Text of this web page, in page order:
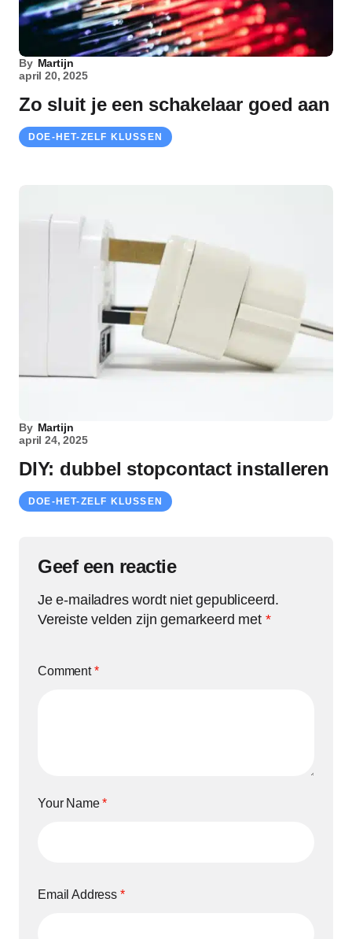
By Martijn
april 20, 2025
Zo sluit je een schakelaar goed aan
DOE-HET-ZELF KLUSSEN
By Martijn
april 24, 2025
DIY: dubbel stopcontact installeren
DOE-HET-ZELF KLUSSEN
Geef een reactie
Je e-mailadres wordt niet gepubliceerd.
Vereiste velden zijn gemarkeerd met *
Comment*
Your Name*
Email Address *